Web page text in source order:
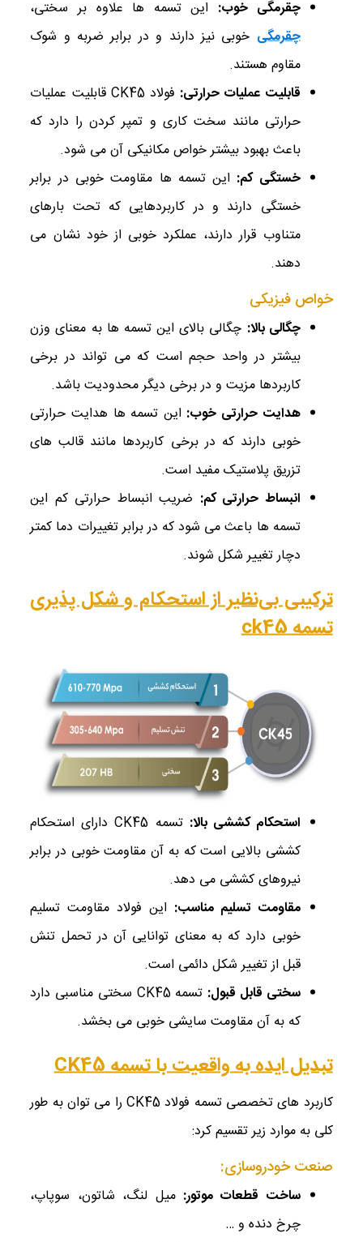
چقرمگی خوب: این تسمه‌ ها علاوه بر سختی،
چقرمگی خوبی نیز دارند و در برابر ضربه و شوک
مقاوم هستند.
قابلیت عملیات حرارتی:
فولاد CK45 قابلیت عملیات
حرارتی مانند سخت‌ کاری و تمپر کردن را دارد که
باعث بهبود بیشتر خواص مکانیکی آن می‌ شود.
خستگی کم: این تسمه‌ ها مقاومت خوبی در برابر
خستگی دارند و در کاربردهایی که تحت بارهای
متناوب قرار دارند، عملکرد خوبی از خود نشان می‌
دهند.
خواص فیزیکی
چگالی بالا: چگالی بالای این تسمه‌ ها به معنای وزن
بیشتر در واحد حجم است که می ‌تواند در برخی
کاربردها مزیت و در برخی دیگر محدودیت باشد.
هدایت حرارتی خوب: این تسمه ‌ها هدایت حرارتی
خوبی دارند که در برخی کاربردها مانند قالب ‌های
تزریق پلاستیک مفید است.
انبساط حرارتی کم: ضریب انبساط حرارتی کم این
تسمه ‌ها باعث می‌ شود که در برابر تغییرات دما کمتر
دچار تغییر شکل شوند.
ترکیبی بی‌نظیر از استحکام و شکل ‌پذیری
تسمه ck45
استحکام کششی بالا:
تسمه CK45 دارای استحکام
کششی بالایی است که به آن مقاومت خوبی در برابر
نیروهای کششی می ‌دهد.
مقاومت تسلیم مناسب: این فولاد مقاومت تسلیم
خوبی دارد که به معنای توانایی آن در تحمل تنش
قبل از تغییر شکل دائمی است.
سختی قابل قبول:
تسمه CK45 سختی مناسبی دارد
که به آن مقاومت سایشی خوبی می ‌بخشد.
تبدیل ایده به واقعیت با تسمه CK45
کاربرد های تخصصی تسمه فولاد CK45 را می‌ توان به طور
کلی به موارد زیر تقسیم کرد:
صنعت خودروسازی:
ساخت قطعات موتور: میل‌ لنگ، شاتون، سوپاپ،
چرخ‌ دنده و …